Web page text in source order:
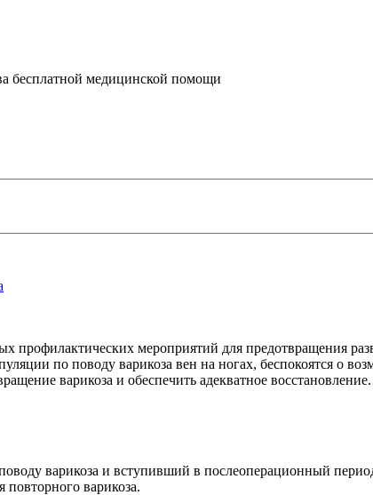
бесплатной медицинской помощи
профилактических мероприятий для предотвращения
по поводу варикоза вен на ногах, беспокоятся о
варикоза и обеспечить адекватное восстановление.
варикоза и вступивший в послеоперационный
варикоза.